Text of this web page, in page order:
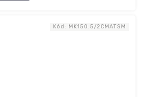
Kód: MK150.5/2CMATSM